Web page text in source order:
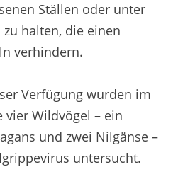
Ställen oder unter
halten, die einen
verhindern.
Verfügung wurden im
vier Wildvögel – ein
und zwei Nilgänse –
untersucht.